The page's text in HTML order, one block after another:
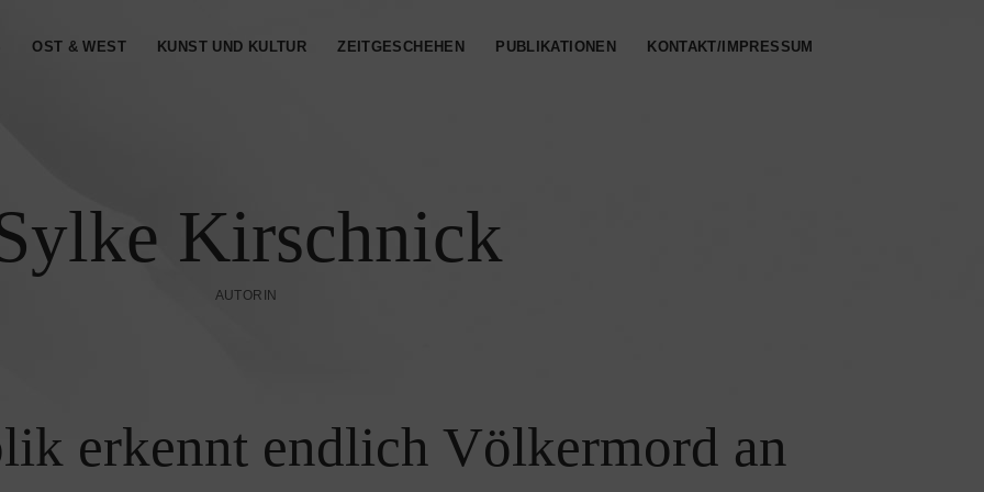
OST & WEST KUNST UND KULTUR ZEITGESCHEHEN PUBLIKATIONEN KONTAKT/IMPRESSUM
Kirschnick
AUTORIN
erkennt endlich Völkermord an